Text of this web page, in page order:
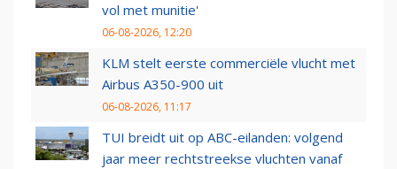
vol met munitie'
06-08-2026, 12:20
KLM stelt eerste commerciële vlucht met
Airbus A350-900 uit
06-08-2026, 11:17
TUI breidt uit op ABC-eilanden: volgend
jaar meer rechtstreekse vluchten vanaf